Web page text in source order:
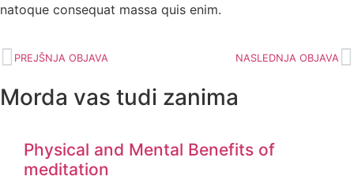
natoque consequat massa quis enim.
PREJŠNJA OBJAVA NASLEDNJA OBJAVA
Morda vas tudi zanima
Physical and Mental Benefits of
meditation